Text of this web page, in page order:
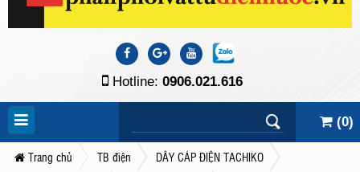
Hotline: 0906.021.616
(0)
Trang chủ TB điện
DÂY CÁP ĐIỆN TACHIKO